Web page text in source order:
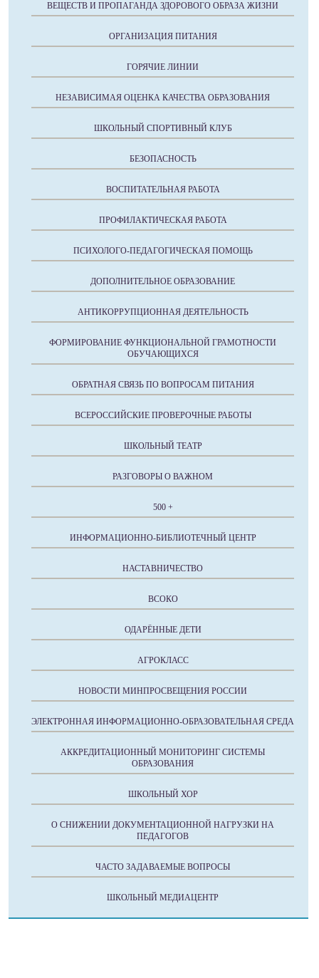
ВЕЩЕСТВ И ПРОПАГАНДА ЗДОРОВОГО ОБРАЗА ЖИЗНИ
ОРГАНИЗАЦИЯ ПИТАНИЯ
ГОРЯЧИЕ ЛИНИИ
НЕЗАВИСИМАЯ ОЦЕНКА КАЧЕСТВА ОБРАЗОВАНИЯ
ШКОЛЬНЫЙ СПОРТИВНЫЙ КЛУБ
БЕЗОПАСНОСТЬ
ВОСПИТАТЕЛЬНАЯ РАБОТА
ПРОФИЛАКТИЧЕСКАЯ РАБОТА
ПСИХОЛОГО-ПЕДАГОГИЧЕСКАЯ ПОМОЩЬ
ДОПОЛНИТЕЛЬНОЕ ОБРАЗОВАНИЕ
АНТИКОРРУПЦИОННАЯ ДЕЯТЕЛЬНОСТЬ
ФОРМИРОВАНИЕ ФУНКЦИОНАЛЬНОЙ ГРАМОТНОСТИ
ОБУЧАЮЩИХСЯ
ОБРАТНАЯ СВЯЗЬ ПО ВОПРОСАМ ПИТАНИЯ
ВСЕРОССИЙСКИЕ ПРОВЕРОЧНЫЕ РАБОТЫ
ШКОЛЬНЫЙ ТЕАТР
РАЗГОВОРЫ О ВАЖНОМ
500 +
ИНФОРМАЦИОННО-БИБЛИОТЕЧНЫЙ ЦЕНТР
НАСТАВНИЧЕСТВО
ВСОКО
ОДАРЁННЫЕ ДЕТИ
АГРОКЛАСС
НОВОСТИ МИНПРОСВЕЩЕНИЯ РОССИИ
ЭЛЕКТРОННАЯ ИНФОРМАЦИОННО-ОБРАЗОВАТЕЛЬНАЯ СРЕДА
АККРЕДИТАЦИОННЫЙ МОНИТОРИНГ СИСТЕМЫ
ОБРАЗОВАНИЯ
ШКОЛЬНЫЙ ХОР
О СНИЖЕНИИ ДОКУМЕНТАЦИОННОЙ НАГРУЗКИ НА
ПЕДАГОГОВ
ЧАСТО ЗАДАВАЕМЫЕ ВОПРОСЫ
ШКОЛЬНЫЙ МЕДИАЦЕНТР